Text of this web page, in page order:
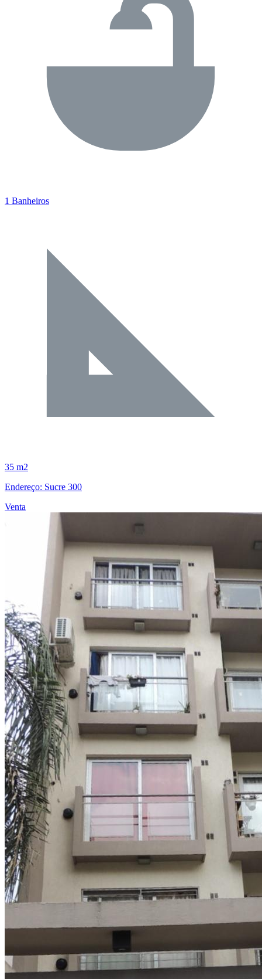
1 Banheiros
35 m2
Endereço: Sucre 300
Venta